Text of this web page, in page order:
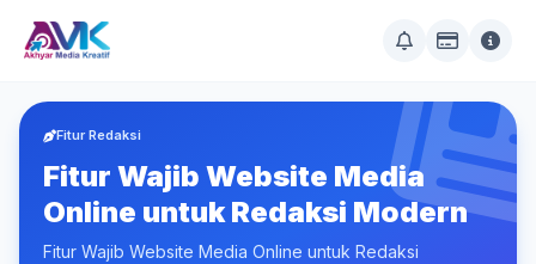
Fitur Redaksi
Fitur Wajib Website Media
Online untuk Redaksi Modern
Fitur Wajib Website Media Online untuk Redaksi